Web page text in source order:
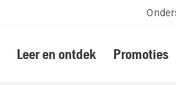
Leer en ontdek Promoties